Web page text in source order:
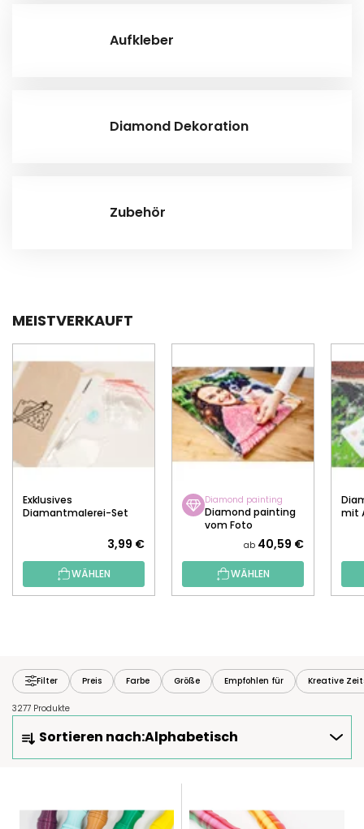
Aufkleber
Diamond Dekoration
Zubehör
MEISTVERKAUFT
Exklusives
Diamantmalerei-Set
3,99 €
WÄHLEN
Diamond painting
Diamond painting
vom Foto
ab 40,59 €
WÄHLEN
mit
Filter Preis Farbe Größe Empfohlen für Kreative
3277 Produkte
O
Sortieren nach:Alphabetisch